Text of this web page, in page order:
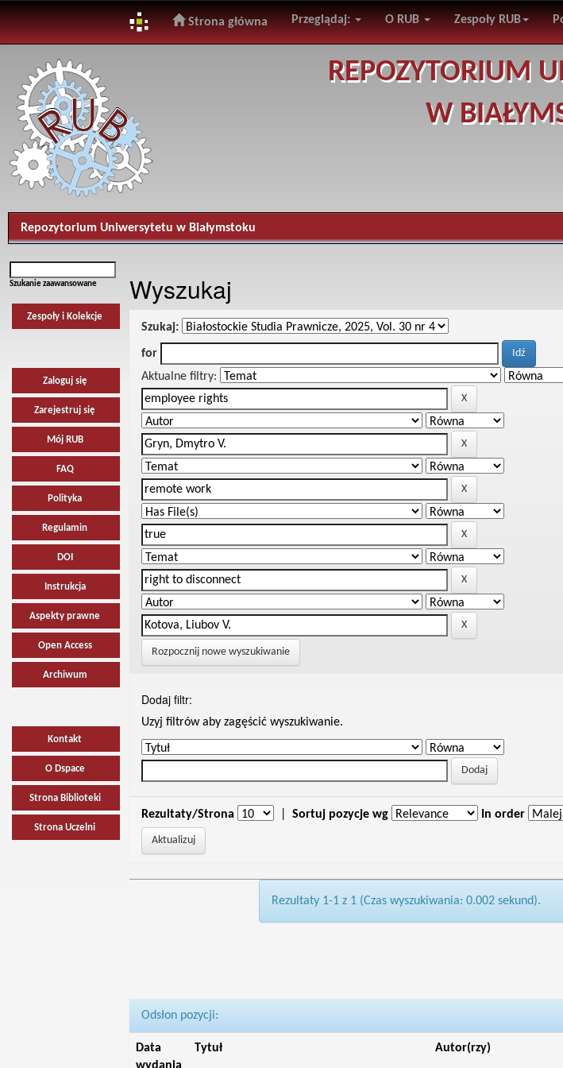
navigation
Strona główna Przeglądaj: O RUB Zespoły RUB
REPOZYTORIUM
W
Repozytorium Uniwersytetu w Białymstoku
Szukanie zaawansowane
Zespoły i Kolekcje
Zaloguj się
Zarejestruj się
Mój RUB
FAQ
Polityka
Regulamin
DOI
Instrukcja
Aspekty prawne
Open Access
Archiwum
Kontakt
O Dspace
Strona Biblioteki
Strona Uczelni
Wyszukaj
Szukaj:
for
Aktualne filtry:
Rozpocznij nowe wyszukiwanie
Dodaj filtr:
Uzyj filtrów aby zagęścić wyszukiwanie.
Rezultaty/Strona Sortuj pozycje wg In order
Rezultaty 1-1 z 1 (Czas wyszukiwania: 0.002 sekund).
Odsłon pozycji:
Data
Tytuł Autor(rzy)